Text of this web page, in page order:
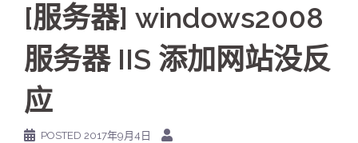
[服务器] windows2008
服务器 IIS 添加网站没反
应
POSTED 2017年9月4日